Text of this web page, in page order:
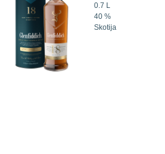
0.7 L
40 %
Skotija